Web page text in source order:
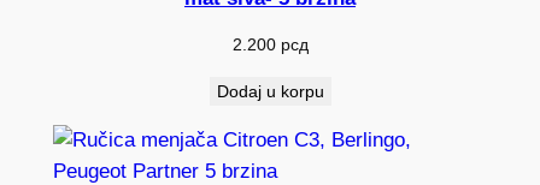
2.200 рсд
Dodaj u korpu